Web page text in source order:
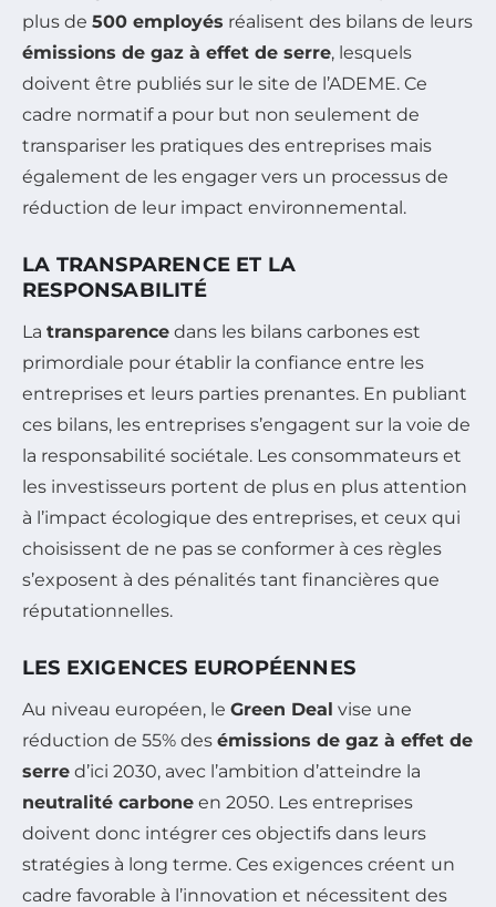
plus de 500 employés réalisent des bilans de leurs
émissions de gaz à effet de serre, lesquels
doivent être publiés sur le site de l’ADEME. Ce
cadre normatif a pour but non seulement de
transpariser les pratiques des entreprises mais
également de les engager vers un processus de
réduction de leur impact environnemental.
LA TRANSPARENCE ET LA
RESPONSABILITÉ
La transparence dans les bilans carbones est
primordiale pour établir la confiance entre les
entreprises et leurs parties prenantes. En publiant
ces bilans, les entreprises s’engagent sur la voie de
la responsabilité sociétale. Les consommateurs et
les investisseurs portent de plus en plus attention
à l’impact écologique des entreprises, et ceux qui
choisissent de ne pas se conformer à ces règles
s’exposent à des pénalités tant financières que
réputationnelles.
LES EXIGENCES EUROPÉENNES
Au niveau européen, le Green Deal vise une
réduction de 55% des émissions de gaz à effet de
serre d’ici 2030, avec l’ambition d’atteindre la
neutralité carbone en 2050. Les entreprises
doivent donc intégrer ces objectifs dans leurs
stratégies à long terme. Ces exigences créent un
cadre favorable à l’innovation et nécessitent des